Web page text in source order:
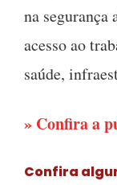
na segurança
acesso ao
saúde,
» Confira a
Confira